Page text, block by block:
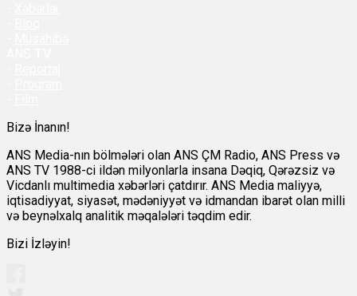
Bizə İnanın!
ANS Media-nın bölmələri olan ANS ÇM Radio, ANS Press və
ANS TV 1988-ci ildən milyonlarla insana Dəqiq, Qərəzsiz və
Vicdanlı multimedia xəbərləri çatdırır. ANS Media maliyyə,
iqtisadiyyat, siyasət, mədəniyyət və idmandan ibarət olan milli
və beynəlxalq analitik məqalələri təqdim edir.
Bizi İzləyin!